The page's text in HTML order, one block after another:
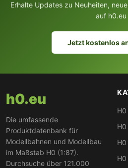
Erhalte Updates zu Neuheiten,
auf h0.eu
Jetzt kostenlos
h0.eu
Die umfassende
Produktdatenbank für
Modellbahnen und Modellbau
im Maßstab H0 (1:87).
Durchsuche über 121.000